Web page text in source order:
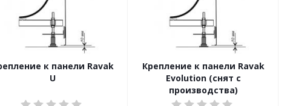
к панели Ravak
U
Крепление к панели Ravak
Evolution (снят с
производства)